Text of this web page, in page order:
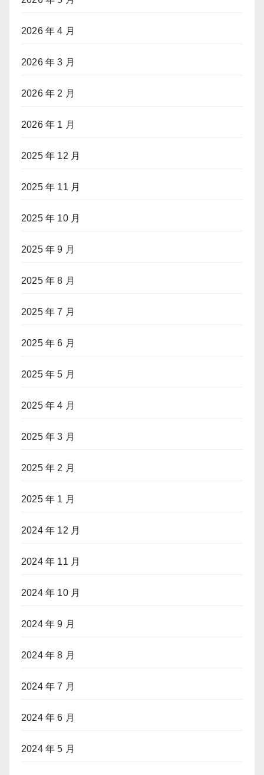
2026 年 4 月
2026 年 3 月
2026 年 2 月
2026 年 1 月
2025 年 12 月
2025 年 11 月
2025 年 10 月
2025 年 9 月
2025 年 8 月
2025 年 7 月
2025 年 6 月
2025 年 5 月
2025 年 4 月
2025 年 3 月
2025 年 2 月
2025 年 1 月
2024 年 12 月
2024 年 11 月
2024 年 10 月
2024 年 9 月
2024 年 8 月
2024 年 7 月
2024 年 6 月
2024 年 5 月